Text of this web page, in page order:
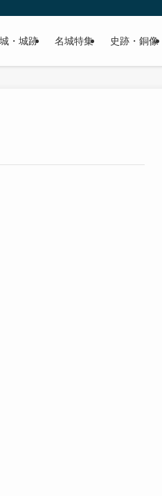
戦国時代）、江戸時代と幅広くご紹介
・城跡 名城特集 史跡・銅像